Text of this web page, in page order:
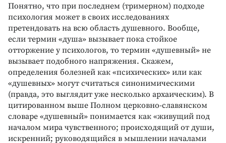
Понятно, что при последнем (тримерном) подходе
психология может в своих исследованиях
претендовать на всю область душевного. Вообще,
если термин «душа» вызывает пока стойкое
отторжение у психологов, то термин «душевный» не
вызывает подобного напряжения. Скажем,
определения болезней как «психических» или как
«душевных» могут считаться синонимическими
(правда, это выглядит уже несколько архаическим). В
цитированном выше Полном церковно-славянском
словаре «душевный» понимается как «живущий под
началом мира чувственного; происходящий от души,
искренний; руководящийся в мышлении началами